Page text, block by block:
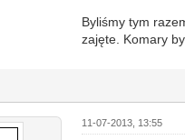
Byliśmy tym
zajęte. Komary
11-07-2013, 13:55